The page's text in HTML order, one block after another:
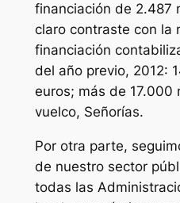
financiación de 2.487
claro contraste con la
financiación
del año previo, 2012:
euros; más de 17.000
vuelco, Señorías.
Por otra parte,
de nuestro sector
todas las